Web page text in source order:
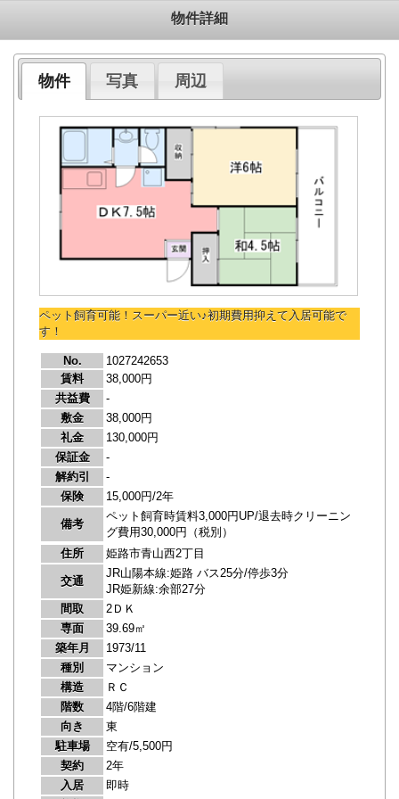
物件詳細
物件 写真 周辺
ペット飼育可能！スーパー近い♪初期費用抑えて入居可能で
す！
No.
1027242653
賃料
38,000円
共益費
-
敷金
38,000円
礼金
130,000円
保証金
-
解約引
-
保険
15,000円/2年
備考
ペット飼育時賃料3,000円UP/退去時クリーニン
グ費用30,000円（税別）
住所
姫路市青山西2丁目
交通
JR山陽本線:姫路 バス25分/停歩3分
JR姫新線:余部27分
間取
2ＤＫ
専面
39.69㎡
築年月
1973/11
種別
マンション
構造
ＲＣ
階数
4階/6階建
向き
東
駐車場
空有/5,500円
契約
2年
入居
即時